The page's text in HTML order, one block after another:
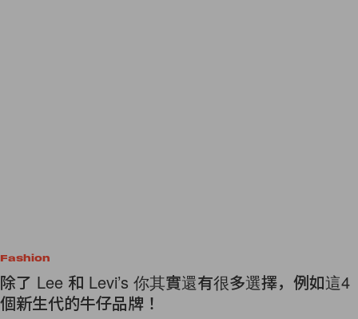
Fashion
除了 Lee 和 Levi’s 你其實還有很多選擇，例如這4
個新生代的牛仔品牌！